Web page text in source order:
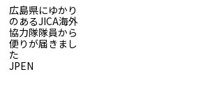
広島県にゆかり
のあるJICA海外
協力隊隊員から
便りが届きまし
た
JPEN